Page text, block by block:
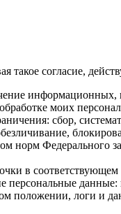
согласие,
информационных,
моих
сбор,
норм Федерального
в
данные:
положении, логи и